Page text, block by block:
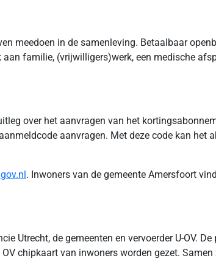
meedoen in de samenleving. Betaalbaar
familie, (vrijwilligers)werk, een medische
over het aanvragen van het
aanvragen. Met deze code kan het
. Inwoners van de gemeente Amersfoort
Utrecht, de gemeenten en vervoerder U-OV.
chipkaart van inwoners worden gezet.